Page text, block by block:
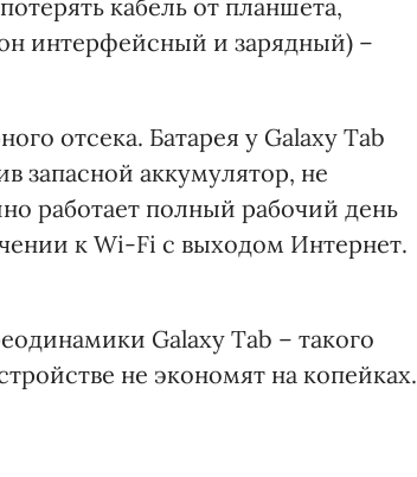
кабель от планшета,
интерфейсный и зарядный) –
отсека. Батарея у Galaxy Tab
запасной аккумулятор, не
работает полный рабочий день
к Wi-Fi с выходом Интернет.
Galaxy Tab – такого
не экономят на копейках.